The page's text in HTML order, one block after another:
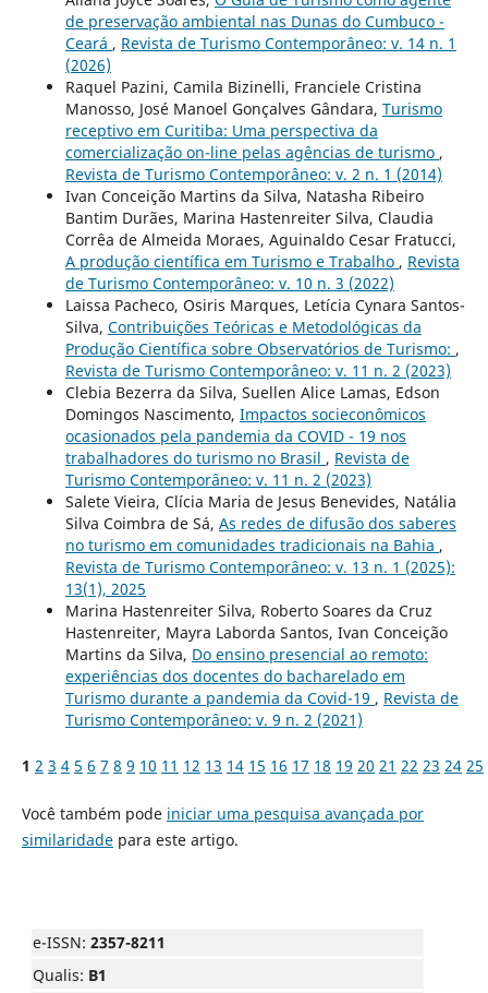
de preservação ambiental nas Dunas do Cumbuco -
Ceará , Revista de Turismo Contemporâneo: v. 14 n. 1
(2026)
Raquel Pazini, Camila Bizinelli, Franciele Cristina
Manosso, José Manoel Gonçalves Gândara, Turismo
receptivo em Curitiba: Uma perspectiva da
comercialização on-line pelas agências de turismo ,
Revista de Turismo Contemporâneo: v. 2 n. 1 (2014)
Ivan Conceição Martins da Silva, Natasha Ribeiro
Bantim Durães, Marina Hastenreiter Silva, Claudia
Corrêa de Almeida Moraes, Aguinaldo Cesar Fratucci,
A produção científica em Turismo e Trabalho , Revista
de Turismo Contemporâneo: v. 10 n. 3 (2022)
Laissa Pacheco, Osiris Marques, Letícia Cynara Santos-
Silva, Contribuições Teóricas e Metodológicas da
Produção Científica sobre Observatórios de Turismo: ,
Revista de Turismo Contemporâneo: v. 11 n. 2 (2023)
Clebia Bezerra da Silva, Suellen Alice Lamas, Edson
Domingos Nascimento, Impactos socieconômicos
ocasionados pela pandemia da COVID - 19 nos
trabalhadores do turismo no Brasil , Revista de
Turismo Contemporâneo: v. 11 n. 2 (2023)
Salete Vieira, Clícia Maria de Jesus Benevides, Natália
Silva Coimbra de Sá, As redes de difusão dos saberes
no turismo em comunidades tradicionais na Bahia ,
Revista de Turismo Contemporâneo: v. 13 n. 1 (2025):
13(1), 2025
Marina Hastenreiter Silva, Roberto Soares da Cruz
Hastenreiter, Mayra Laborda Santos, Ivan Conceição
Martins da Silva, Do ensino presencial ao remoto:
experiências dos docentes do bacharelado em
Turismo durante a pandemia da Covid-19 , Revista de
Turismo Contemporâneo: v. 9 n. 2 (2021)
1 2 3 4 5 6 7 8 9 10 11 12 13 14 15 16 17 18 19 20 21 22 23 24 25
Você também pode iniciar uma pesquisa avançada por
similaridadepara este artigo.
e-ISSN: 2357-8211
Qualis: B1